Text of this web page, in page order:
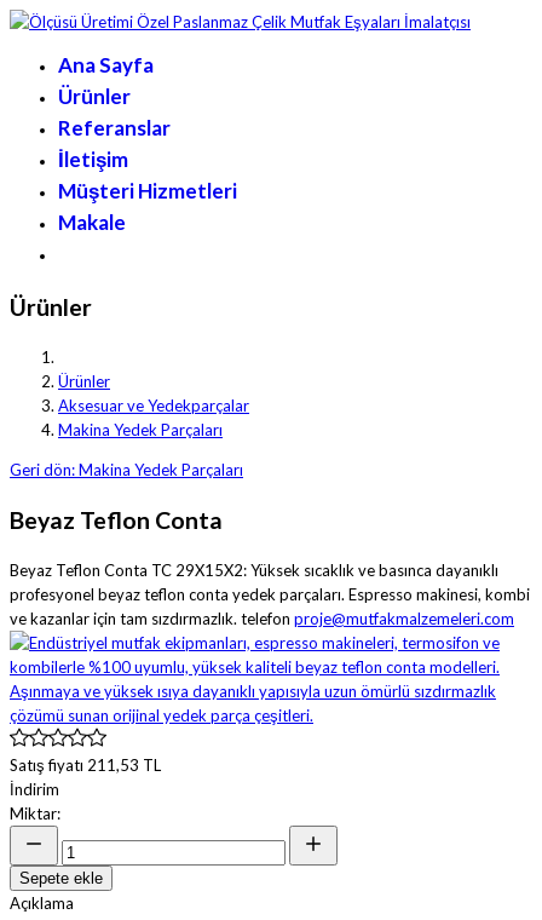
Ana Sayfa
Ürünler
Referanslar
İletişim
Müşteri Hizmetleri
Makale
Ürünler
Ürünler
Aksesuar ve Yedekparçalar
Makina Yedek Parçaları
Geri dön: Makina Yedek Parçaları
Beyaz Teflon Conta
Beyaz Teflon Conta TC 29X15X2: Yüksek sıcaklık ve basınca dayanıklı
profesyonel beyaz teflon conta yedek parçaları. Espresso makinesi, kombi
ve kazanlar için tam sızdırmazlık. telefon proje@mutfakmalzemeleri.com
Satış fiyatı 211,53 TL
İndirim
Miktar:
Sepete ekle
Açıklama